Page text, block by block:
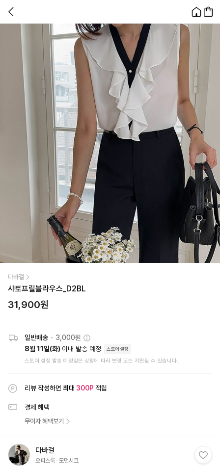
다바걸
샤토프릴블라우스_D2BL
31,900원
일반배송 • 3,000원
8월 11일(화) 이내 발송 예정 스토어설정
스토어 설정 발송 예정일은 상황에 따라 변경 또는 지연될 수 있습니다.
리뷰 작성하면 최대 300P 적립
결제 혜택
무이자 혜택보기
다바걸
오피스룩 모던시크